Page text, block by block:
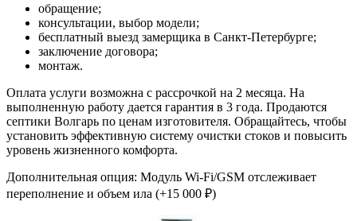
обращение;
консультации, выбор модели;
бесплатный выезд замерщика в Санкт-Петербурге;
заключение договора;
монтаж.
Оплата услуги возможна с рассрочкой на 2 месяца. На
выполненную работу дается гарантия в 3 года. Продаются
септики Волгарь по ценам изготовителя. Обращайтесь, чтобы
установить эффективную систему очистки стоков и повысить
уровень жизненного комфорта.
Дополнительная опция: Модуль Wi-Fi/GSM отслеживает
переполнение и объем ила (+15 000 ₽)